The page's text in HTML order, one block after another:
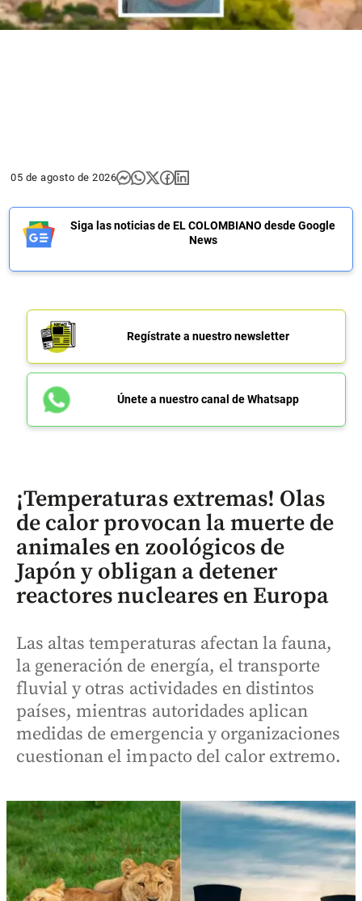
05 de agosto de 2026
Siga las noticias de EL COLOMBIANO desde Google
News
Regístrate a nuestro newsletter
Únete a nuestro canal de Whatsapp
¡Temperaturas extremas! Olas
de calor provocan la muerte de
animales en zoológicos de
Japón y obligan a detener
reactores nucleares en Europa
Las altas temperaturas afectan la fauna,
la generación de energía, el transporte
fluvial y otras actividades en distintos
países, mientras autoridades aplican
medidas de emergencia y organizaciones
cuestionan el impacto del calor extremo.